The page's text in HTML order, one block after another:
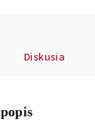
Diskusia